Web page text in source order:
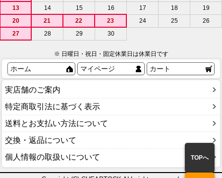
13
14 15 16 17 18
19
20
21 22 23 24 25
26
27
28 29 30
※ 日曜日・祝日・固定休業日は休業日です
TOPへ
ホーム マイページ カート
実店舗のご案内
特定商取引法に基づく表示
送料とお支払い方法について
交換・返品について
個人情報の取扱いについて